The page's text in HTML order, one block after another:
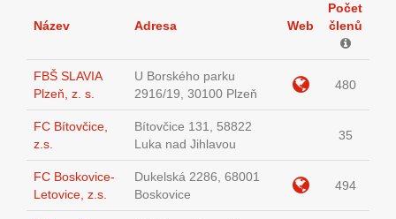
Název Adresa Web
Počet
členů
FBŠ SLAVIA
Plzeň, z. s.
U Borského parku
2916/19, 30100 Plzeň
480
FC Bítovčice,
z.s.
Bítovčice 131, 58822
Luka nad Jihlavou
35
FC Boskovice-
Letovice, z.s.
Dukelská 2286, 68001
Boskovice
494